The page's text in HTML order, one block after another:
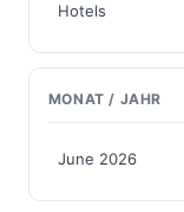
Hotels
MONAT / JAHR
June 2026